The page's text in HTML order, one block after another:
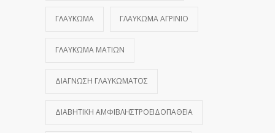
ΓΛΑΎΚΩΜΑ ΓΛΑΎΚΩΜΑ ΑΓΡΊΝΙΟ
ΓΛΑΎΚΩΜΑ ΜΑΤΙΏΝ
ΔΙΆΓΝΩΣΗ ΓΛΑΥΚΏΜΑΤΟΣ
ΔΙΑΒΗΤΙΚΉ ΑΜΦΙΒΛΗΣΤΡΟΕΙΔΟΠΆΘΕΙΑ